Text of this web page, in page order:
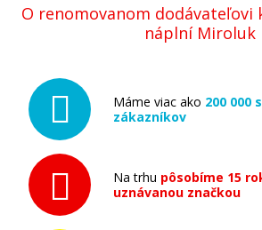
O renomovanom
náplní Miroluk
Máme viac ako 200 000
zákazníkov
Na trhu pôsobíme 15
uznávanou značkou